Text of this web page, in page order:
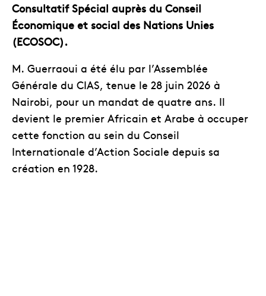
Consultatif Spécial auprès du Conseil
Économique et social des Nations Unies
(ECOSOC).
M. Guerraoui a été élu par l’Assemblée
Générale du CIAS, tenue le 28 juin 2026 à
Nairobi, pour un mandat de quatre ans. Il
devient le premier Africain et Arabe à occuper
cette fonction au sein du Conseil
Internationale d’Action Sociale depuis sa
création en 1928.